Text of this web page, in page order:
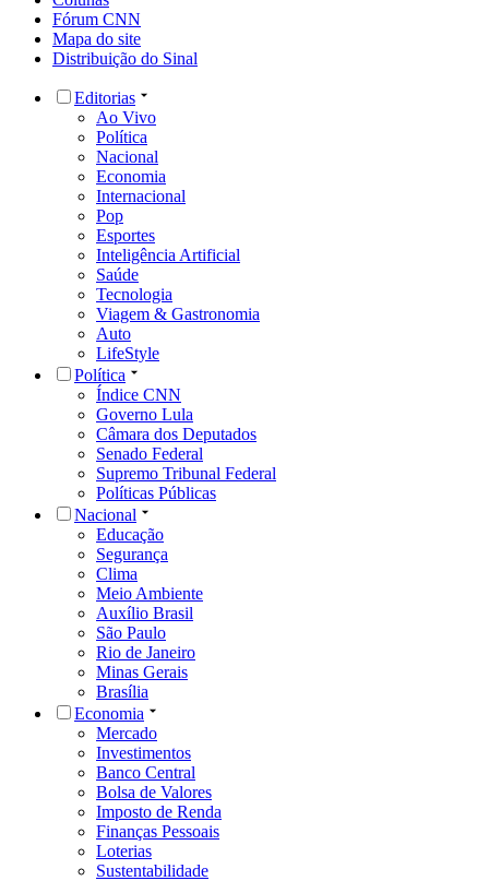
Fórum CNN
Mapa do site
Distribuição do Sinal
Editorias
Ao Vivo
Política
Nacional
Economia
Internacional
Pop
Esportes
Inteligência Artificial
Saúde
Tecnologia
Viagem & Gastronomia
Auto
LifeStyle
Política
Índice CNN
Governo Lula
Câmara dos Deputados
Senado Federal
Supremo Tribunal Federal
Políticas Públicas
Nacional
Educação
Segurança
Clima
Meio Ambiente
Auxílio Brasil
São Paulo
Rio de Janeiro
Minas Gerais
Brasília
Economia
Mercado
Investimentos
Banco Central
Bolsa de Valores
Imposto de Renda
Finanças Pessoais
Loterias
Sustentabilidade